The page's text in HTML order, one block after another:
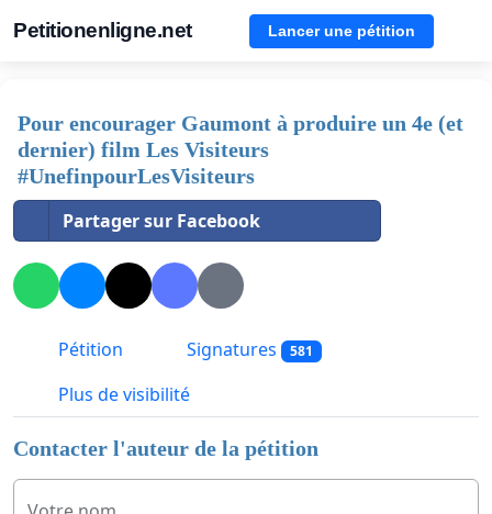
Petitionenligne.net Lancer une pétition
Pour encourager Gaumont à produire un 4e (et
dernier) film Les Visiteurs
#UnefinpourLesVisiteurs
Partager sur Facebook
Pétition Signatures 581
Plus de visibilité
Contacter l'auteur de la pétition